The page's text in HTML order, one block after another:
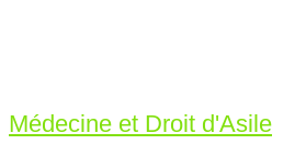
Médecine et Droit d'Asile